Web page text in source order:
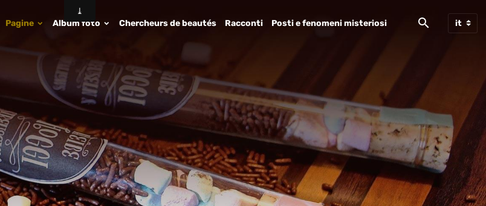
Pagine Album foto Chercheurs de beautés Racconti Posti e fenomeni misteriosi